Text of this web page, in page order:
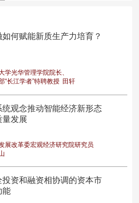
如何赋能新质生产力培育？
学光华管理学院院长、
“长江学者”特聘教授 田轩
统观念推动智能经济新形态
量发展
展改革委宏观经济研究院研究员
投资和融资相协调的资本市
能